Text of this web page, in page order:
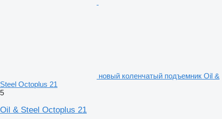
новый коленчатый подъемник Oil &
Steel Octoplus 21
5
Oil & Steel Octoplus 21